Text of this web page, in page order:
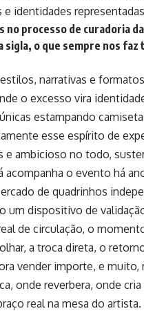
identidades
no processo de curadoria
sigla, o que sempre nos
narrativas e
o excesso vira
estampando
esse espírito de
ambicioso no todo,
o evento há
de quadrinhos
dispositivo de
de circulação, o
a troca direta, o
vender importe, e
onde reverbera, onde
real na mesa do